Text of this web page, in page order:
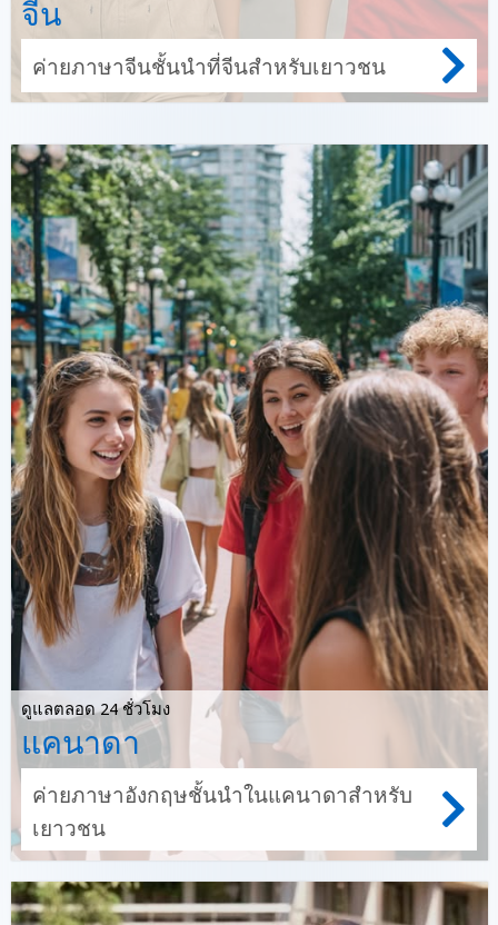
จีน
ค่ายภาษาจีนชั้นนำที่จีนสำหรับเยาวชน
ดูแลตลอด 24 ชั่วโมง
แคนาดา
ค่ายภาษาอังกฤษชั้นนำในแคนาดาสำหรับ
เยาวชน